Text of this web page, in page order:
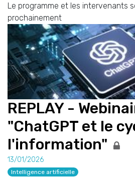
Le programme et les intervenants
prochainement
REPLAY -
"ChatGPT et le
l'information"
13/01/2026
Intelligence artificielle